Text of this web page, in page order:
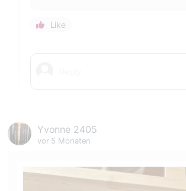
Like
Yvonne 2405
vor 5 Monaten